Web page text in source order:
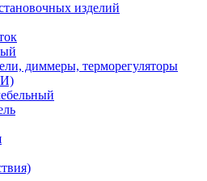
изделий
диммеры, терморегуляторы